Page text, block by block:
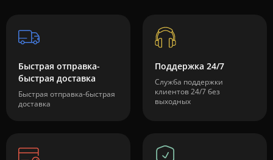
Быстрая отправка-
быстрая доставка
Быстрая отправка-быстрая
доставка
Поддержка 24/7
Служба поддержки
клиентов 24/7 без
выходных